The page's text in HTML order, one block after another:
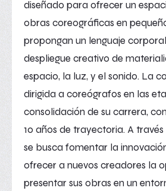
diseñado para ofrecer un
obras coreográficas en
propongan un lenguaje
despliegue creativo de
espacio, la luz, y el sonido. La
dirigida a coreógrafos en las
consolidación de su carrera,
10 años de trayectoria. A través
se busca fomentar la
ofrecer a nuevos creadores la
presentar sus obras en un